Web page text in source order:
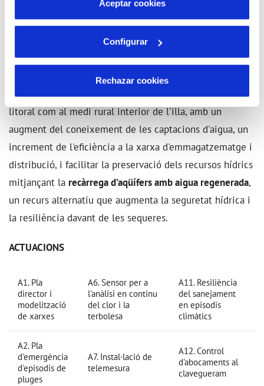
Aceptar cookies
Configurar
Rechazar cookies
per a fer proves) de la planta depuradora
també contempla el desenvolupament de plans
directors, plans d'optimització energètica i la instal·lació
de plaques fotovoltaiques.
e-AIGO també preveu millorar mancances tant al medi
litoral com al medi rural interior de l'illa, amb un
augment del coneixement de les captacions d'aigua, un
increment de l'eficiència a la xarxa d'emmagatzematge i
distribució, i facilitar la preservació dels recursos hídrics
mitjançant la recàrrega d’aqüífers amb aigua regenerada,
un recurs alternatiu que augmenta la seguretat hídrica i
la resiliència davant de les sequeres.
ACTUACIONS
A1. Pla
director i
modelització
de xarxes
A6. Sensor per a
l'anàlisi en continu
del clor i la
terbolesa
A11. Resiliència
del sanejament
en episodis
climàtics
A2. Pla
d'emergència
d'episodis de
pluges
A7. Instal·lació de
telemesura
A12. Control
d'abocaments al
clavegueram